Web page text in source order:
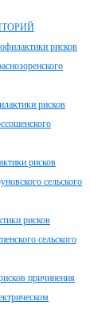
рисков
рисков
рисков
сельского
рисков
сельского
причинения